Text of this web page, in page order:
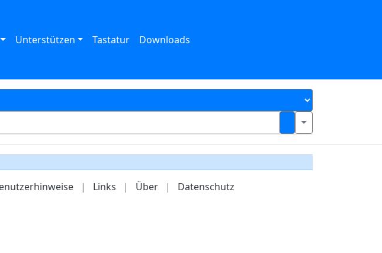
Unterstützen Tastatur Downloads
| Links | Über | Datenschutz